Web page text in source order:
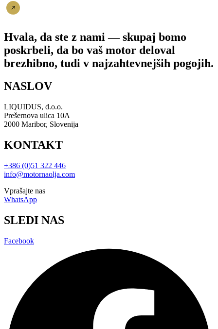
Hvala, da ste z nami — skupaj bomo
poskrbeli, da bo vaš motor deloval
brezhibno, tudi v najzahtevnejših pogojih.
NASLOV
LIQUIDUS, d.o.o.
Prešernova ulica 10A
2000 Maribor, Slovenija
KONTAKT
+386 (0)51 322 446
info@motornaolja.com
Vprašajte nas
WhatsApp
SLEDI NAS
Facebook